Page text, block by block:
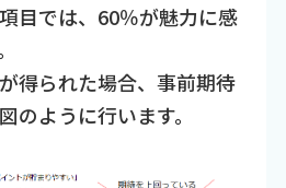
目では、60％が魅力に感
得られた場合、事前期待
のように行います。